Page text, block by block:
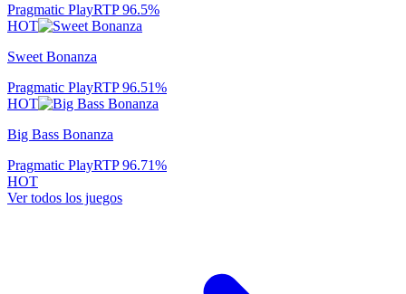
Pragmatic PlayRTP96.5%
HOT
Sweet Bonanza
Pragmatic PlayRTP96.51%
HOT
Big Bass Bonanza
Pragmatic PlayRTP96.71%
HOT
Ver todos los juegos